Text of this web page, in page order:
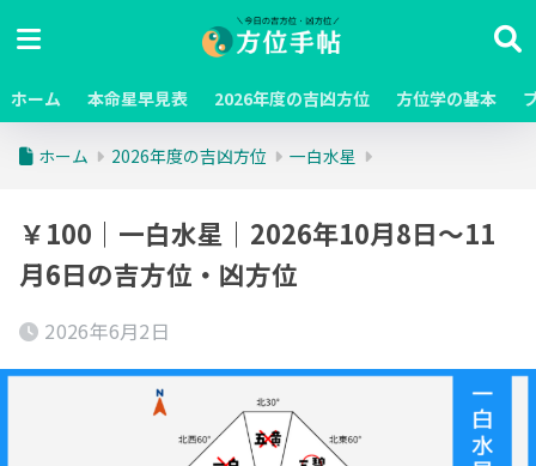
ホーム 本命星早見表 2026年度の吉凶方位 方位学の基本
ホーム 2026年度の吉凶方位 一白水星
￥100｜一白水星｜2026年10月8日～11
月6日の吉方位・凶方位
2026年6月2日